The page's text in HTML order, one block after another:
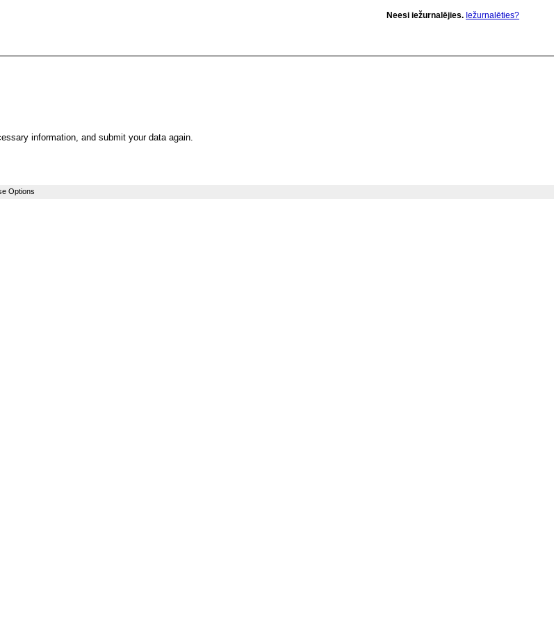
information, and submit your data again.
Neesi iežurnalējies. Iežurnalēties?
Options